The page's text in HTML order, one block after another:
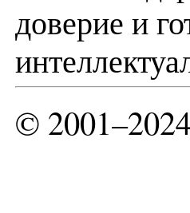
доверие и
©